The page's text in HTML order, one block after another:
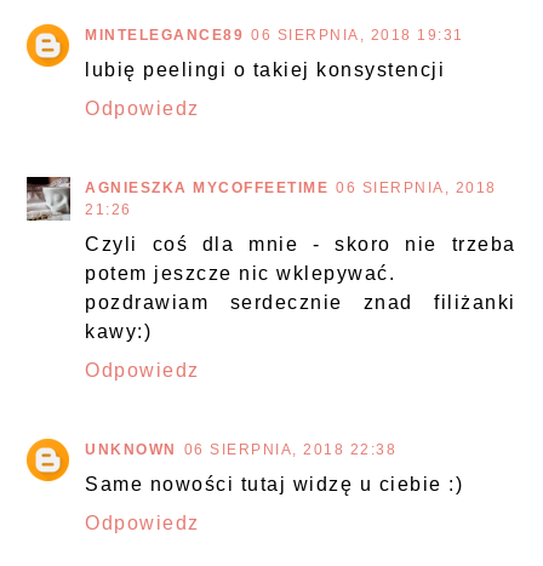
MINTELEGANCE89 06 SIERPNIA, 2018 19:31
lubię peelingi o takiej konsystencji
Odpowiedz
AGNIESZKA MYCOFFEETIME 06 SIERPNIA, 2018
21:26
Czyli coś dla mnie - skoro nie trzeba
potem jeszcze nic wklepywać.
pozdrawiam serdecznie znad filiżanki
kawy:)
Odpowiedz
UNKNOWN 06 SIERPNIA, 2018 22:38
Same nowości tutaj widzę u ciebie :)
Odpowiedz